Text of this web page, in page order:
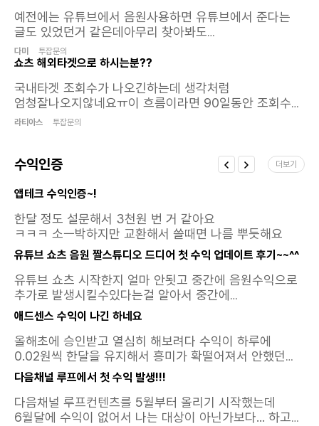
예전에는 유튜브에서 음원사용하면 유튜브에서 준다는
글도 있었던거 같은데아무리 찾아봐도
없네요 짤스튜디오 여기가 그래도 잘쳐주는곳이였는데
이제는 날라갔으니조회수익과 광고수익 쿠파스 수익만을
ㅋㅋㅋㅋㅋㅋㅋㅋㅋ 진짜 잡힐듯말듯
다미 투잡문의
쇼츠 해외타겟으로 하시는분??
국내타겟 조회수가 나오긴하는데 생각처럼
엄청잘나오지않네요ㅠ이 흐름이라면 90일동안 조회수
1000만을 무조건 못채우는 상황이라..해외로 타겟을
터지면 크 케파가 훨씬큰것같아서요
라티아스 투잡문의
수익인증 더보기
앱테크 수익인증~!
한달 정도 설문해서 3천원 번 거 같아요
ㅋㅋㅋ 소ㅡ박하지만 교환해서 쓸때면 나름 뿌듯해요
유튜브 쇼츠 음원 짤스튜디오 드디어 첫 수익 업데이트 후기~~^^
유튜브 쇼츠 시작한지 얼마 안됫고 중간에 음원수익으로
추가로 발생시킬수있다는걸 알아서 중간에
추가했었는데요~~첫 수익이 드디어 찍혔네요
ㅎ절망적인 숫자이지만... 이때 영상이 조회수가 낮아서
그런거라고 위안을 삼으며 ... 쌓이고 또 쌓이면 이 수익
또한 많아지리라.. 라고 마음을 진정시키며오늘도 영상을
만들어봅니다
애드센스 수익이 나긴 하네요
올해초에 승인받고 열심히 해보려다 수익이 하루에
0.02원씩 한달을 유지해서 흥미가 확떨어져서 안했던
애드센스워프로 만들어서 했었는데 이제는 어떻게
만지는 지도 까먹었네요포스팅한글중에 어떤 한두개가
벌어다준 수익같은데 좀더 찾아보고..유튜브 / 애드센스
같이 해봐야겠네요 갑자기 생각나서 들어가봣는데
다음채널 루프에서 첫 수익 발생!!!
다음채널 루프컨텐츠를 5월부터 올리기 시작했는데
6월달에 수익이 없어서 나는 대상이 아닌가보다... 하고